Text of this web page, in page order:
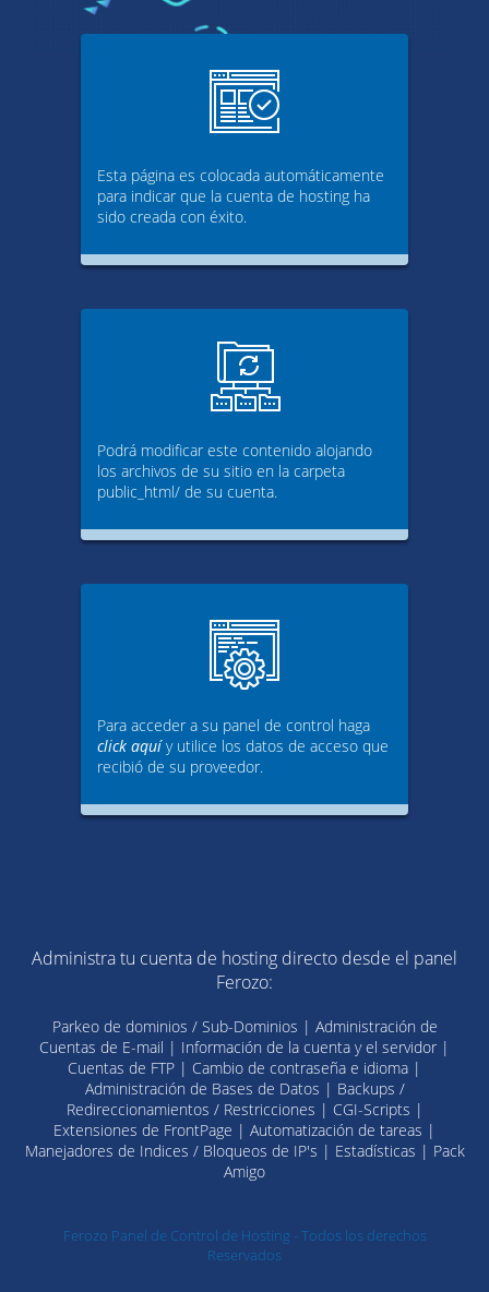
Esta página es colocada automáticamente
para indicar que la cuenta de hosting ha
sido creada con éxito.
Podrá modificar este contenido alojando
los archivos de su sitio en la carpeta
public_html/ de su cuenta.
Para acceder a su panel de control haga
click aquíy utilice los datos de acceso que
recibió de su proveedor.
Administra tu cuenta de hosting directo desde el panel
Ferozo:
Parkeo de dominios / Sub-Dominios | Administración de
Cuentas de E-mail | Información de la cuenta y el servidor |
Cuentas de FTP | Cambio de contraseña e idioma |
Administración de Bases de Datos | Backups /
Redireccionamientos / Restricciones | CGI-Scripts |
Extensiones de FrontPage | Automatización de tareas |
Manejadores de Indices / Bloqueos de IP's | Estadísticas | Pack
Amigo
Ferozo Panel de Control de Hosting - Todos los derechos
Reservados